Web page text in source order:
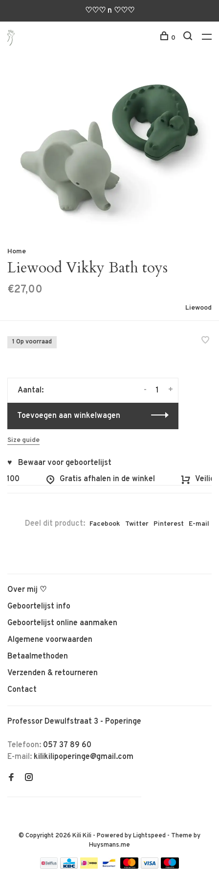
♡♡♡ n ♡♡♡
0
Home
Liewood Vikky Bath toys
€27,00
Liewood
1 Op voorraad
Aantal: +
-
Toevoegen aan winkelwagen
Size guide
♥ Bewaar voor geboortelijst
Gratis afhalen in de winkel Veilig
Deel dit product: Facebook Twitter Pinterest E-mail
Over mij ♡
Geboortelijst info
Geboortelijst online aanmaken
Algemene voorwaarden
Betaalmethoden
Verzenden & retourneren
Contact
Professor Dewulfstraat 3 - Poperinge
Telefoon: 057 37 89 60
E-mail: kilikilipoperinge@gmail.com
© Copyright 2026 Kili Kili - Powered byLightspeed - Theme by
Huysmans.me